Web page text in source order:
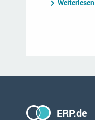
Weiterlesen
ERP.de